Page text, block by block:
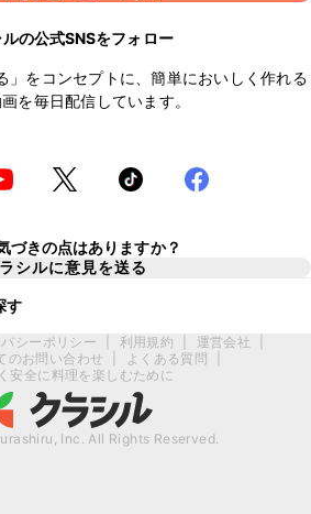
の公式SNSをフォロー
」をコンセプトに、簡単においしく作れる
を毎日配信しています。
づきの点はありますか？
シルに意見を送る
す
シーポリシー 利用規約 運営会社
のお問い合わせ
よくある質問
安全に料理を楽しむために
Inc. All Rights Reserved.